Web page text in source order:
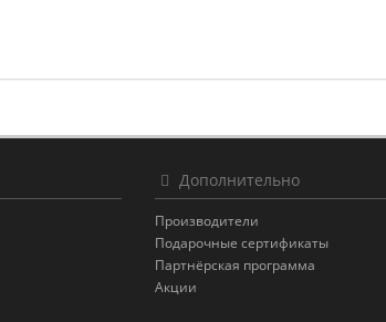
Дополнительно
Производители
Подарочные сертификаты
Партнёрская программа
Акции